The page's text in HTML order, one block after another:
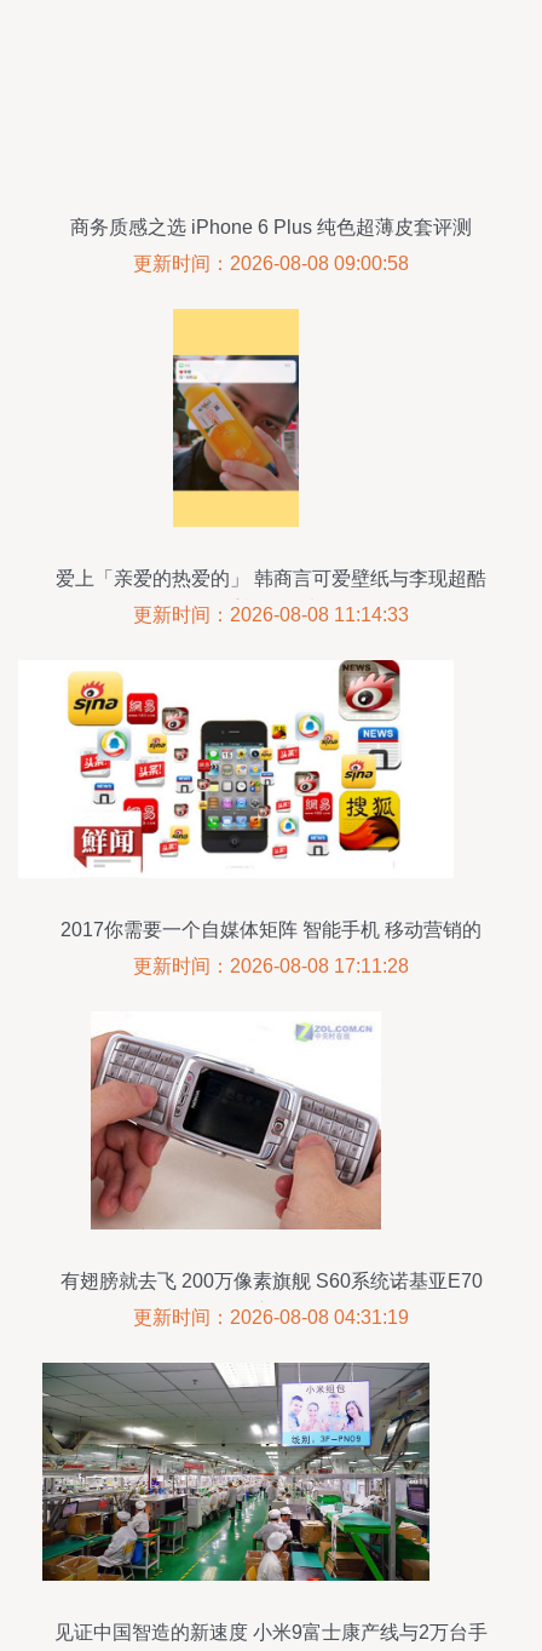
商务质感之选 iPhone 6 Plus 纯色超薄皮套评测
更新时间：2026-08-08 09:00:58
爱上「亲爱的热爱的」 韩商言可爱壁纸与李现超酷
手机图精选
更新时间：2026-08-08 11:14:33
2017你需要一个自媒体矩阵 智能手机 移动营销的
双引擎驱动
更新时间：2026-08-08 17:11:28
有翅膀就去飞 200万像素旗舰 S60系统诺基亚E70
深度评测
更新时间：2026-08-08 04:31:19
见证中国智造的新速度 小米9富士康产线与2万台手